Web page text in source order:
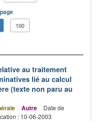
100
au traitement
lié au calcul
(texte non paru au
Autre
Date de
: 10-06-2003